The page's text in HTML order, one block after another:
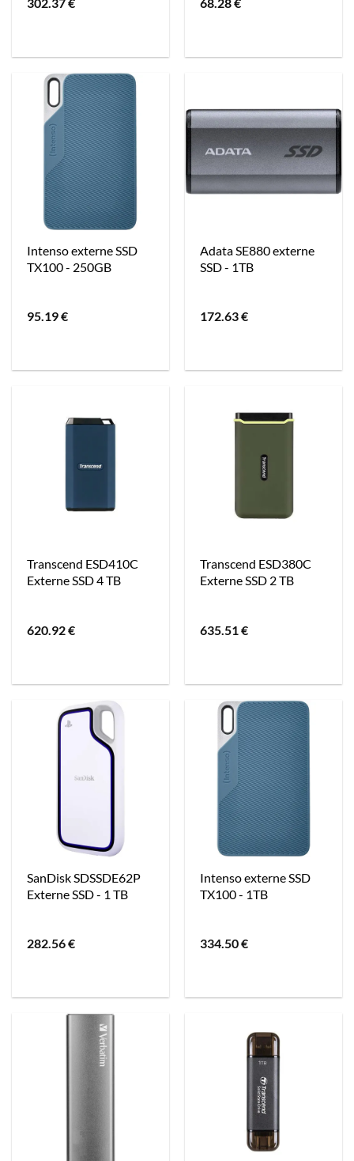
Intenso externe SSD
TX100 - 250GB
95.19€
Adata SE880 externe
SSD - 1TB
172.63€
Transcend ESD410C
Externe SSD 4 TB
620.92€
Transcend ESD380C
Externe SSD 2 TB
635.51€
SanDisk SDSSDE62P
Externe SSD - 1 TB
282.56€
Intenso externe SSD
TX100 - 1TB
334.50€